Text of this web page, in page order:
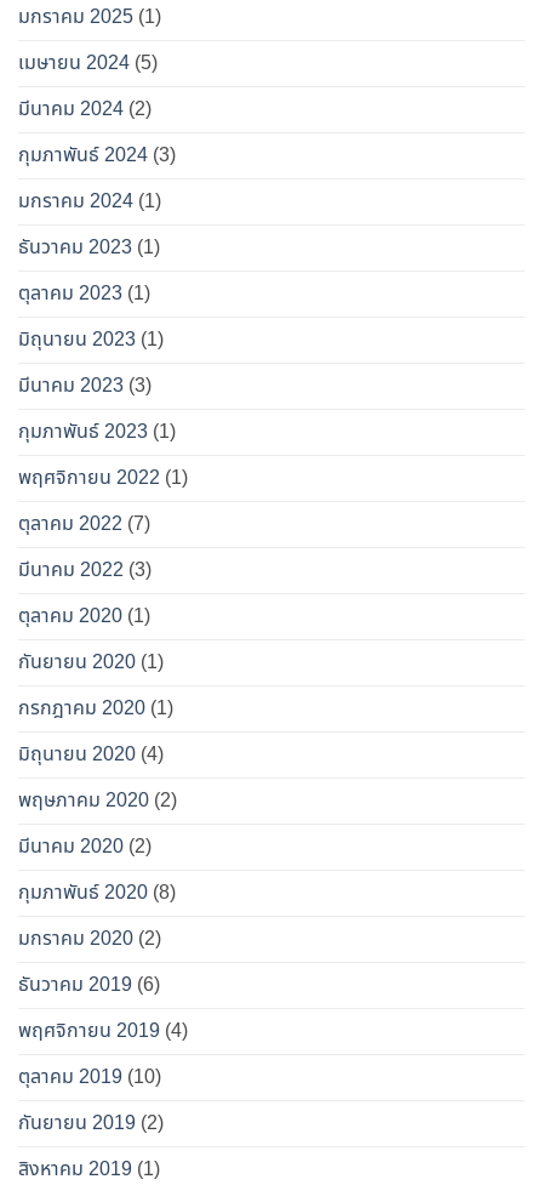
มกราคม 2025 (1)
เมษายน 2024 (5)
มีนาคม 2024 (2)
กุมภาพันธ์ 2024 (3)
มกราคม 2024 (1)
ธันวาคม 2023 (1)
ตุลาคม 2023 (1)
มิถุนายน 2023 (1)
มีนาคม 2023 (3)
กุมภาพันธ์ 2023 (1)
พฤศจิกายน 2022 (1)
ตุลาคม 2022 (7)
มีนาคม 2022 (3)
ตุลาคม 2020 (1)
กันยายน 2020 (1)
กรกฎาคม 2020 (1)
มิถุนายน 2020 (4)
พฤษภาคม 2020 (2)
มีนาคม 2020 (2)
กุมภาพันธ์ 2020 (8)
มกราคม 2020 (2)
ธันวาคม 2019 (6)
พฤศจิกายน 2019 (4)
ตุลาคม 2019 (10)
กันยายน 2019 (2)
สิงหาคม 2019 (1)